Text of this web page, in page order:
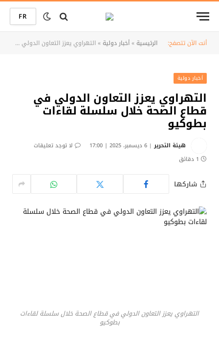
FR
أنت الآن تتصفح: الرئيسية»أخبار دولية»التهراوي يعزز التعاون الدولي في قطاع الصحة خلال سلسلة لقاءات بطوكيو
أخبار دولية
التهراوي يعزز التعاون الدولي في
قطاع الصحة خلال سلسلة لقاءات
بطوكيو
هيئة التحرير 6 ديسمبر، 2025 | 17:00
لا توجد تعليقات
1 دقائق
شاركها
التهراوي يعزز التعاون الدولي في قطاع الصحة خلال سلسلة لقاءات
بطوكيو